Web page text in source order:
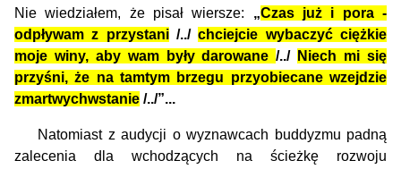
Nie wiedziałem, że pisał wiersze: „Czas już i pora -
odpływam z przystani/../chciejcie wybaczyć ciężkie
moje winy, aby wam były darowane/../ Niech mi się
przyśni, że na tamtym brzegu przyobiecane wzejdzie
zmartwychwstanie /../”...
Natomiast z audycji o wyznawcach buddyzmu padną
zalecenia dla wchodzących na ścieżkę rozwoju